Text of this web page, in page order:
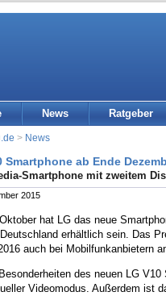
News Ratgeber
> News
Smartphone ab Ende
Smartphone mit zweitem
2015
hat LG das neue
erhältlich sein. Das
auch bei Mobilfunkanbietern
des neuen LG V10
Videomodus. Außerdem ist